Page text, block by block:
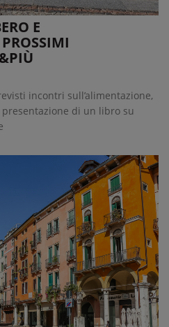
E
incontri sull’alimentazione,
di un libro su